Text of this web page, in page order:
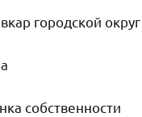
городской
собственности